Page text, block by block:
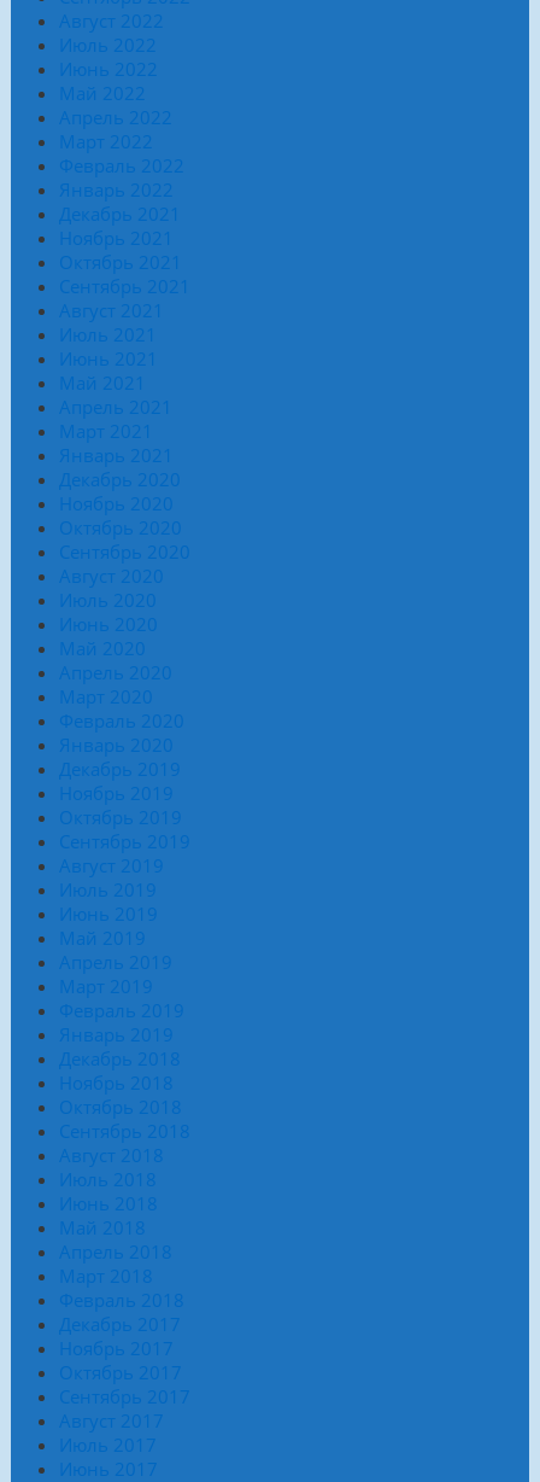
Август 2022
Июль 2022
Июнь 2022
Май 2022
Апрель 2022
Март 2022
Февраль 2022
Январь 2022
Декабрь 2021
Ноябрь 2021
Октябрь 2021
Сентябрь 2021
Август 2021
Июль 2021
Июнь 2021
Май 2021
Апрель 2021
Март 2021
Январь 2021
Декабрь 2020
Ноябрь 2020
Октябрь 2020
Сентябрь 2020
Август 2020
Июль 2020
Июнь 2020
Май 2020
Апрель 2020
Март 2020
Февраль 2020
Январь 2020
Декабрь 2019
Ноябрь 2019
Октябрь 2019
Сентябрь 2019
Август 2019
Июль 2019
Июнь 2019
Май 2019
Апрель 2019
Март 2019
Февраль 2019
Январь 2019
Декабрь 2018
Ноябрь 2018
Октябрь 2018
Сентябрь 2018
Август 2018
Июль 2018
Июнь 2018
Май 2018
Апрель 2018
Март 2018
Февраль 2018
Декабрь 2017
Ноябрь 2017
Октябрь 2017
Сентябрь 2017
Август 2017
Июль 2017
Июнь 2017